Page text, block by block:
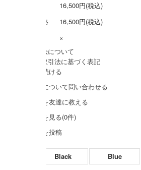
16,500円(税込)
販売価格
16,500円(税込)
×
» 採寸方法について
» 特定商取引法に基づく表記
買い物を続ける
この商品について問い合わせる
この商品を友達に教える
レビューを見る(0件)
レビューを投稿
Black
Blue